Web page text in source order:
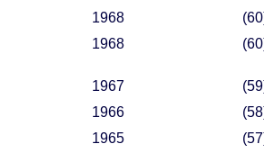
1968 60
1968 60
1967
59
1966 58
1965 57